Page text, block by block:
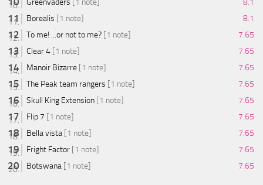
Borealis [1 note]
8.1
To me! ...or not to me? [1 note]
7.65
Clear 4 [1 note]
7.65
Manoir Bizarre [1 note]
7.65
The Peak team rangers [1 note]
7.65
Skull King Extension [1 note]
7.65
Flip 7 [1 note]
7.65
Bella vista [1 note]
7.65
Fright Factor [1 note]
7.65
Botswana [1 note] 7.65